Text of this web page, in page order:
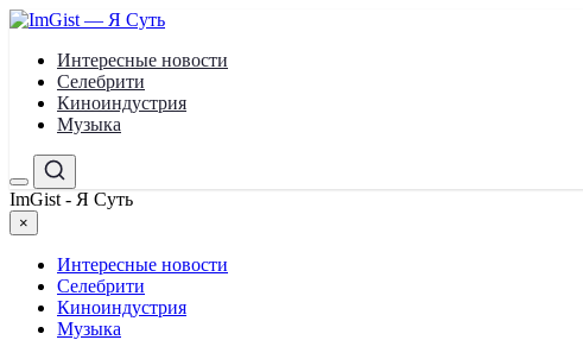
Перейти
содержимому
Интересные новости
Селебрити
Киноиндустрия
Музыка
МенюПоиск
ImGist - Я Суть
×
Закрыть
менюИнтересные новости
Селебрити
Киноиндустрия
Музыка